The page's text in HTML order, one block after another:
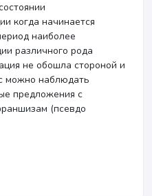
когда начинается
наиболее
различного рода
не обошла стороной и
можно наблюдать
предложения с
(псевдо